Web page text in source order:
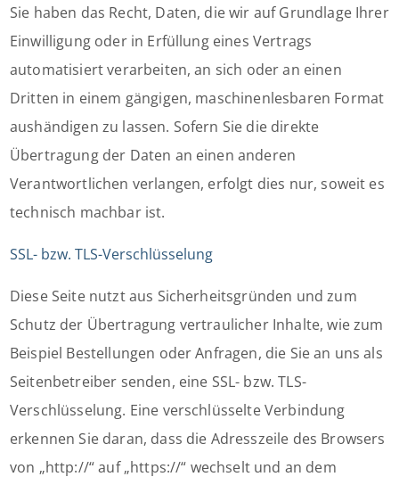
Sie haben das Recht, Daten, die wir auf Grundlage Ihrer
Einwilligung oder in Erfüllung eines Vertrags
automatisiert verarbeiten, an sich oder an einen
Dritten in einem gängigen, maschinenlesbaren Format
aushändigen zu lassen. Sofern Sie die direkte
Übertragung der Daten an einen anderen
Verantwortlichen verlangen, erfolgt dies nur, soweit es
technisch machbar ist.
SSL- bzw. TLS-Verschlüsselung
Diese Seite nutzt aus Sicherheitsgründen und zum
Schutz der Übertragung vertraulicher Inhalte, wie zum
Beispiel Bestellungen oder Anfragen, die Sie an uns als
Seitenbetreiber senden, eine SSL- bzw. TLS-
Verschlüsselung. Eine verschlüsselte Verbindung
erkennen Sie daran, dass die Adresszeile des Browsers
von „http://“ auf „https://“ wechselt und an dem